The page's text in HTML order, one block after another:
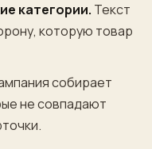
категории. Текст
которую товар
собирает
не совпадают